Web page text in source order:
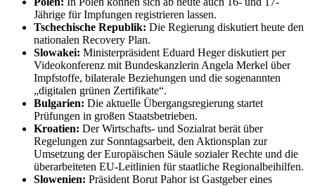
Jährige für Impfungen registrieren lassen.
Tschechische Republik: Die Regierung diskutiert heute den
nationalen Recovery Plan.
Slowakei: Ministerpräsident Eduard Heger diskutiert per
Videokonferenz mit Bundeskanzlerin Angela Merkel über
Impfstoffe, bilaterale Beziehungen und die sogenannten
„digitalen grünen Zertifikate“.
Bulgarien: Die aktuelle Übergangsregierung startet
Prüfungen in großen Staatsbetrieben.
Kroatien: Der Wirtschafts- und Sozialrat berät über
Regelungen zur Sonntagsarbeit, den Aktionsplan zur
Umsetzung der Europäischen Säule sozialer Rechte und die
überarbeiteten EU-Leitlinien für staatliche Regionalbeihilfen.
Slowenien: Präsident Borut Pahor ist Gastgeber eines